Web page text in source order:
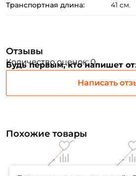
Транспортная длина: 41 см.
Отзывы
Количество оценок: 0
Будь первым, кто напишет
Написать
Похожие товары